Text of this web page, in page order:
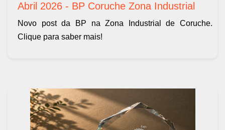
Abril 2026 - BP Coruche Zona Industrial
Novo post da BP na Zona Industrial de Coruche.
Clique para saber mais!